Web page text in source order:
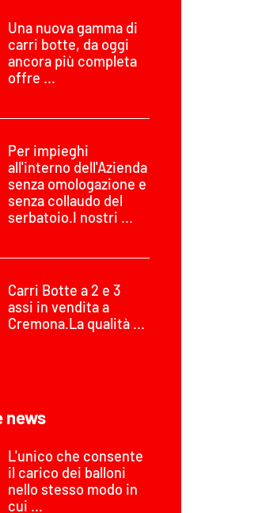
Una nuova gamma di
carri botte, da oggi
ancora più completa
offre ...
Per impieghi
all'interno dell'Azienda
senza omologazione e
senza collaudo del
serbatoio.I nostri ...
Carri Botte a 2 e 3
assi in vendita a
Cremona.La qualità ...
news
L'unico che consente
il carico dei balloni
nello stesso modo in
cui ...